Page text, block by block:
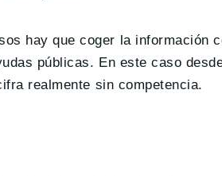
hay que coger la información
públicas. En este caso
realmente sin competencia.